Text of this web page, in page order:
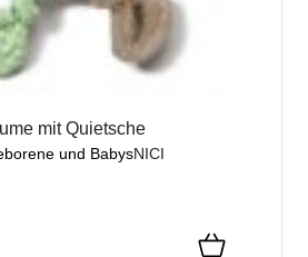
mit Quietsche
und BabysNICI